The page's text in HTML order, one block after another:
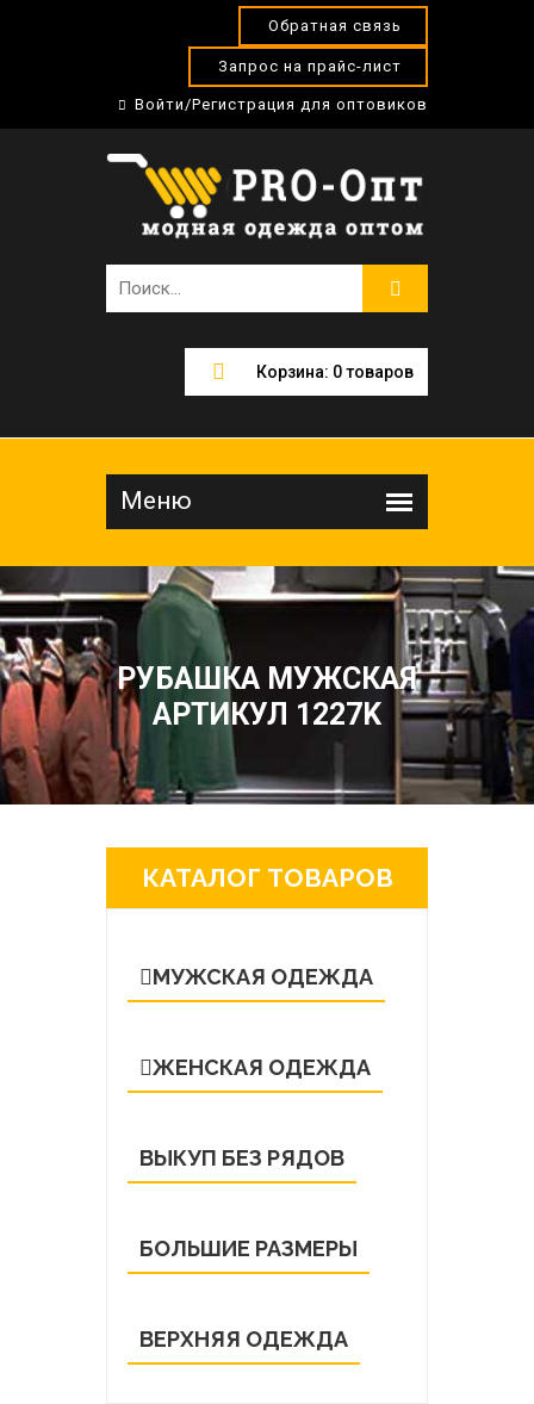
Обратная связь
Запрос на прайс-лист
Войти/Регистрация для оптовиков
Корзина: 0товаров
РУБАШКА МУЖСКАЯ
АРТИКУЛ 1227K
КАТАЛОГ ТОВАРОВ
МУЖСКАЯ ОДЕЖДА
ЖЕНСКАЯ ОДЕЖДА
ВЫКУП БЕЗ РЯДОВ
БОЛЬШИЕ РАЗМЕРЫ
ВЕРХНЯЯ ОДЕЖДА